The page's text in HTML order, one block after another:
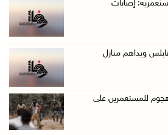
ودير جرير ومستعمرون ي ...
من مدربي المعلمين ...
إصابات
ويداهم منازل
للمستعمرين على